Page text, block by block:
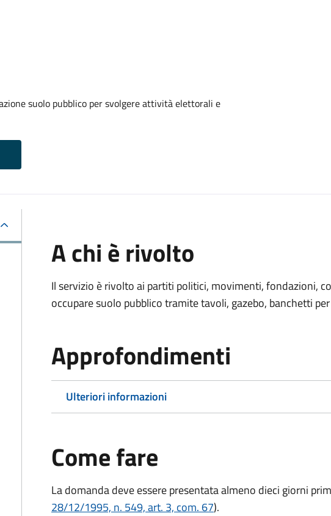
suolo pubblico per svolgere attività elettorali e
A chi è rivolto
Il servizio è rivolto ai partiti politici, movimenti, fondazioni,
occupare suolo pubblico tramite tavoli, gazebo, banchetti
Approfondimenti
Ulteriori informazioni
Come fare
La domanda deve essere presentataalmeno dieci giorni
28/12/1995, n. 549, art. 3, com. 67).